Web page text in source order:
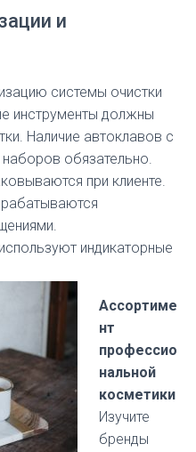
и
системы очистки
инструменты должны
Наличие автоклавов с
обязательно.
при клиенте.
индикаторные
Ассортиме
нт
профессио
нальной
косметики
Изучите
бренды